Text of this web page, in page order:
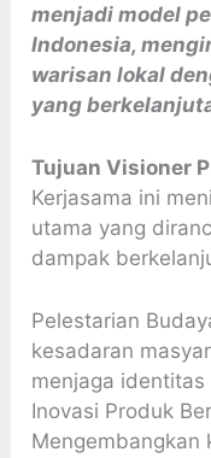
menjadi model
Indonesia,
warisan lokal
yang
Tujuan Visioner
Kerjasama ini
utama yang
dampak
Pelestarian
kesadaran
menjaga identitas
Inovasi Produk
Mengembangkan